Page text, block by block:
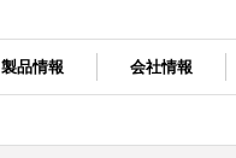
製品情報 会社情報